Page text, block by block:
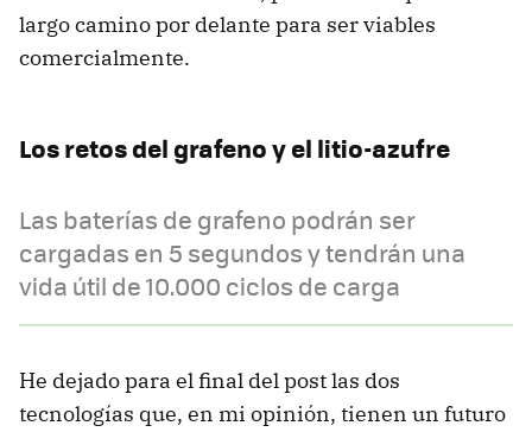
largo camino por delante para ser viables
comercialmente.
Los retos del grafeno y el litio-azufre
Las baterías de grafeno podrán ser
cargadas en 5 segundos y tendrán una
vida útil de 10.000 ciclos de carga
He dejado para el final del post las dos
tecnologías que, en mi opinión, tienen un futuro